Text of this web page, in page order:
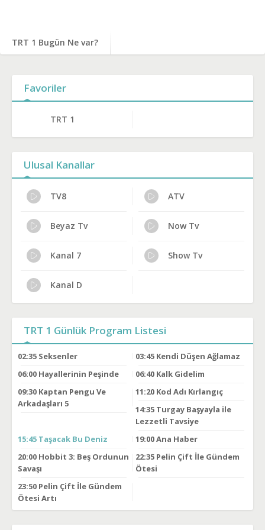
TRT 1 Bugün Ne var?
Favoriler
TRT 1
Ulusal Kanallar
TV8 ATV
Beyaz Tv Now Tv
Kanal 7 Show Tv
Kanal D
TRT 1 Günlük Program Listesi
02:35 Seksenler 03:45 Kendi Düşen Ağlamaz
06:00 Hayallerinin Peşinde 06:40 Kalk Gidelim
09:30 Kaptan Pengu Ve
Arkadaşları 5
11:20 Kod Adı Kırlangıç
14:35 Turgay Başyayla ile
Lezzetli Tavsiye
15:45 Taşacak Bu Deniz 19:00Ana Haber
20:00 Hobbit 3: Beş Ordunun
Savaşı
22:35 Pelin Çift İle Gündem
Ötesi
23:50 Pelin Çift İle Gündem
Ötesi Artı